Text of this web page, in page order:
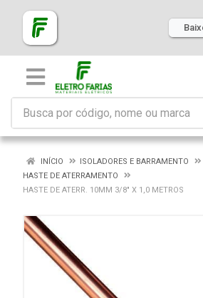
INÍCIO
ISOLADORES E BARRAMENTO
HASTE DE ATERRAMENTO
HASTE DE ATERR. 10MM 3/8" X 1,0 METROS